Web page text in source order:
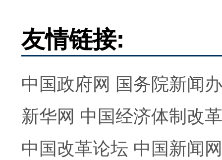
友情链接:
中国政府网 国务院新闻
新华网 中国经济体制改
中国改革论坛 中国新闻网